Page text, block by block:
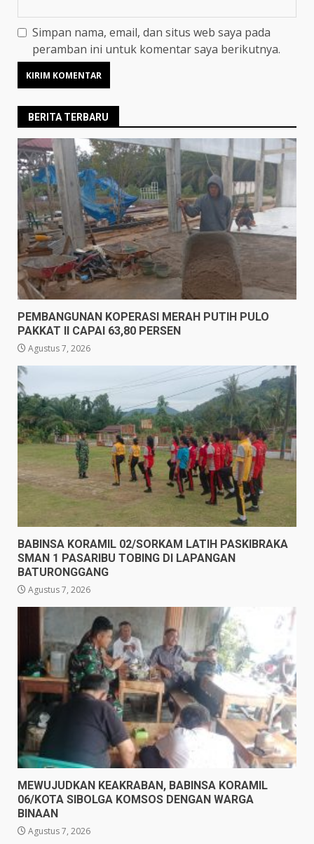
Simpan nama, email, dan situs web saya pada
peramban ini untuk komentar saya berikutnya.
BERITA TERBARU
PEMBANGUNAN KOPERASI MERAH PUTIH PULO
PAKKAT II CAPAI 63,80 PERSEN
Agustus 7, 2026
BABINSA KORAMIL 02/SORKAM LATIH PASKIBRAKA
SMAN 1 PASARIBU TOBING DI LAPANGAN
BATURONGGANG
Agustus 7, 2026
MEWUJUDKAN KEAKRABAN, BABINSA KORAMIL
06/KOTA SIBOLGA KOMSOS DENGAN WARGA
BINAAN
Agustus 7, 2026